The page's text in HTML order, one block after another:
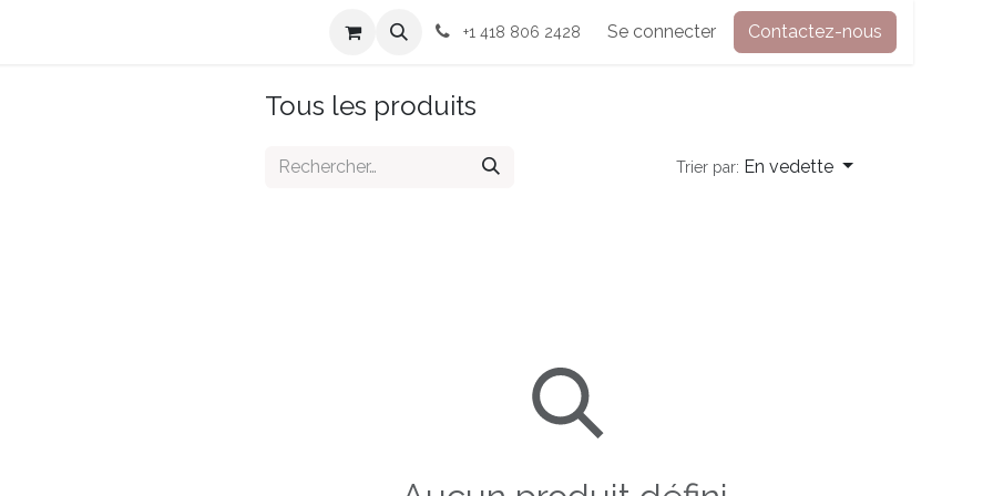
Événements Témoignages Contactez-nous Boutique Forum Cours
+1 418 806 2428 Se connecter Contactez-nous
Tous les produits
Trier par: En vedette